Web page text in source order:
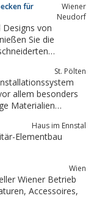
für
Wiener
Neudorf
Designs von
St. Pölten
allem besonders
Materialien
Haus im Ennstal
Elementbau
Wien
Wiener Betrieb